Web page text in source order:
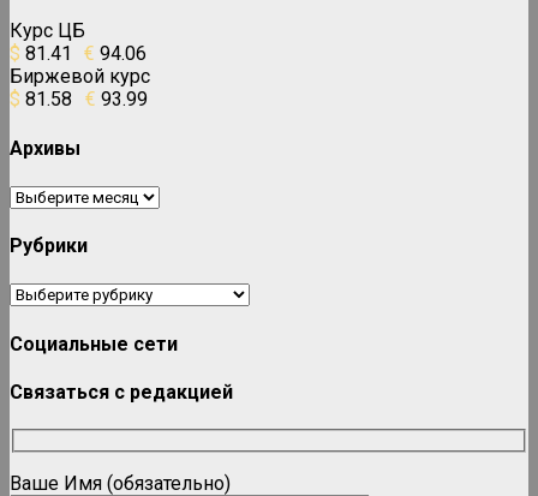
Курс ЦБ
$ 81.41 € 94.06
Биржевой курс
$ 81.58 € 93.99
Архивы
Архивы
Рубрики
Рубрики
Социальные сети
Связаться с редакцией
Ваше Имя (обязательно)